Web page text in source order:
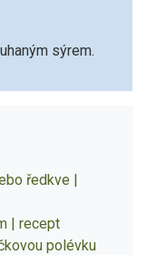
sýrem.
ředkve |
| recept
polévku